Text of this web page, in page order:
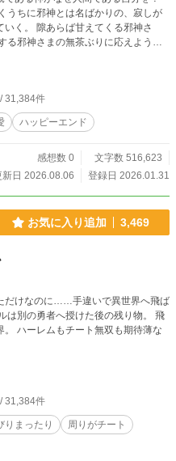
ちに邪神とは名ばかりの、寂しが
く。 隙あらば甘えてくる邪神さ
ョップや牧場で管理される以外に居
たペットニンゲンなどが出てきま
はお気を付けください。 キスや触
話を書いておりますが、よろしくお
を超えた(≧
うございます！ 励みになります！
31,384件
ハッピーエンド
感想数 0
文字数 516,623
新日 2026.08.06
登録日 2026.01.31
お気に入り追加 3,469
だけなのに……手違いで異世界へ飛ば
は別の勇者へ授けた後の残り物。 飛
ハーレムもチート無双も期待薄な
31,384件
りまったり
周りがチート